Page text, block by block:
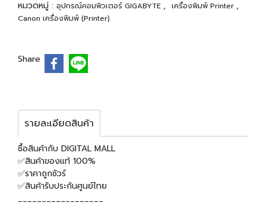
หมวดหมู่ : อุปกรณ์คอมพิวเตอร์ GIGABYTE , เครื่องพิมพ์ Printer ,
Canon เครื่องพิมพ์ (Printer)
Share
รายละเอียดสินค้า
ซื้อสินค้ากับ DIGITAL MALL
✅สินค้าของแท้ 100%
✅ราคาถูกชัวร์
✅สินค้ารับประกันศูนย์ไทย
__________________